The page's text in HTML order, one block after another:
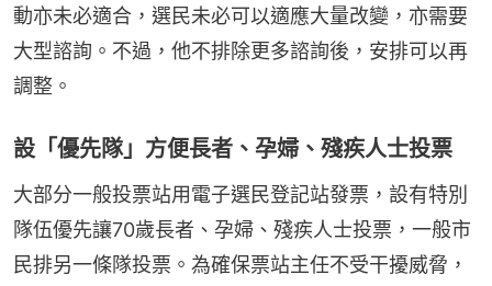
動亦未必適合，選民未必可以適應大量改變，亦需要
大型諮詢。不過，他不排除更多諮詢後，安排可以再
調整。
設「優先隊」方便長者、孕婦、殘疾人士投票
大部分一般投票站用電子選民登記站發票，設有特別
隊伍優先讓70歲長者、孕婦、殘疾人士投票，一般市
民排另一條隊投票。為確保票站主任不受干擾威脅，